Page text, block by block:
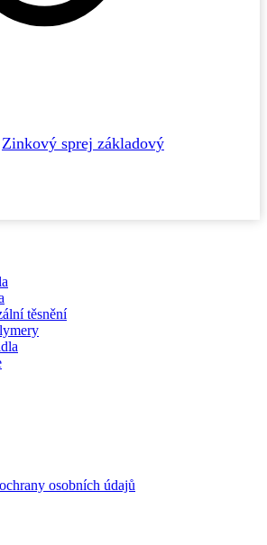
Zinkový sprej základový
těsnění
osobních údajů